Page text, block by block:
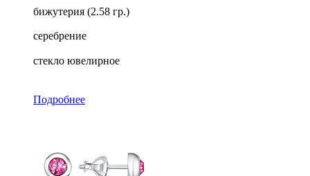
бижутерия (2.58 гр.)
серебрение
стекло ювелирное
Подробнее